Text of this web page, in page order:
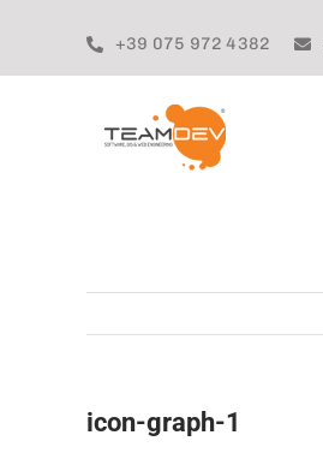
content
+39 075 972 4382
icon-graph-1